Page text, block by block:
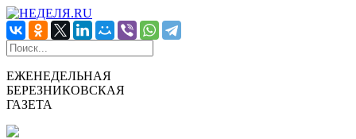
ЕЖЕНЕДЕЛЬНАЯ
БЕРЕЗНИКОВСКАЯ
ГАЗЕТА